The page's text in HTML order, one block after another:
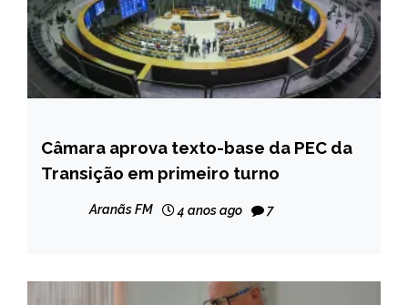
BRASIL
NOTÍCIAS
Câmara aprova texto-base da PEC da
Transição em primeiro turno
Aranãs FM 4 anos ago 7